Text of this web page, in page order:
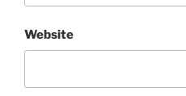
Website